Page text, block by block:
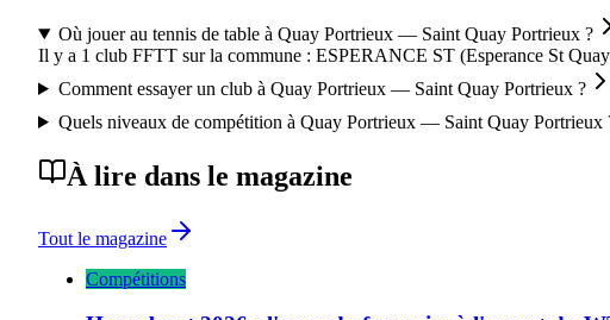
Où jouer au tennis de table à Quay Portrieux — Saint Quay Portrieux ?
Il y a 1 club FFTT sur la commune : ESPERANCE ST (Esperance St
Comment essayer un club à Quay Portrieux — Saint Quay Portrieux ?
Quels niveaux de compétition à Quay Portrieux — Saint Quay Portrieux
À lire dans le magazine
Tout le magazine
Compétitions